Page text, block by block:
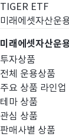
TIGER ETF
미래에셋자산운
미래에셋자산운
투자상품
전체 운용상품
주요 상품 라인업
테마 상품
관심 상품
판매사별 상품